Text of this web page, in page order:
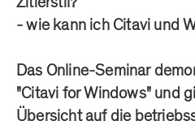
- wie kann ich Citavi und
Das Online-Seminar
"Citavi for Windows" und
Übersicht auf die